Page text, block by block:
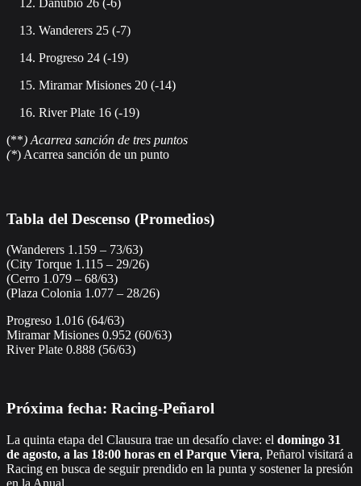
Danubio 26 (-6)
Wanderers 25 (-7)
Progreso 24 (-19)
Miramar Misiones 20 (-14)
River Plate 16 (-19)
(**) Acarrea sanción de tres puntos
(*) Acarrea sanción de un punto
Tabla del Descenso (Promedios)
(Wanderers 1.159 – 73/63)
(City Torque 1.115 – 29/26)
(Cerro 1.079 – 68/63)
(Plaza Colonia 1.077 – 28/26)
Progreso 1.016 (64/63)
Miramar Misiones 0.952 (60/63)
River Plate 0.888 (56/63)
Próxima fecha: Racing-Peñarol
La quinta etapa del Clausura trae un desafío clave: el domingo 31
de agosto, a las 18:00 horas en el Parque Viera, Peñarol visitará a
Racing en busca de seguir prendido en la punta y sostener la presión
en la Anual.